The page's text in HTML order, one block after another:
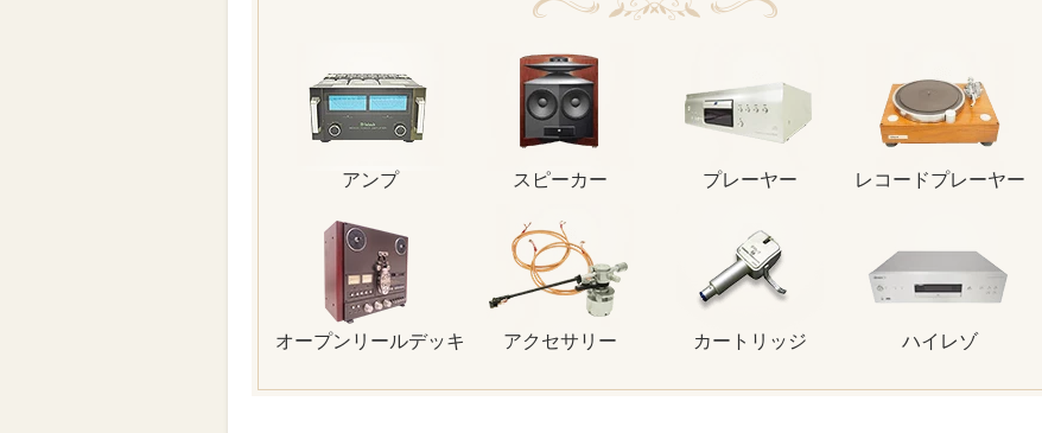
アンプ スピーカー プレーヤー レコードプレーヤー
オープンリールデッキ アクセサリー カートリッジ ハイレゾ